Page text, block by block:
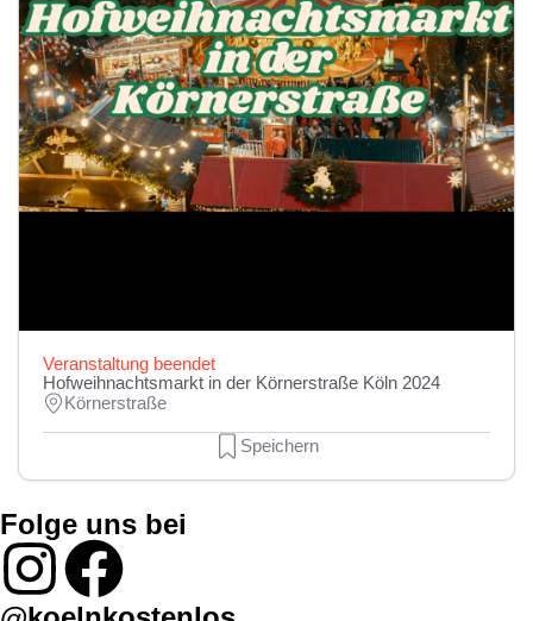
Veranstaltung beendet
Hofweihnachtsmarkt in der Körnerstraße Köln 2024
Körnerstraße
Speichern
Folge uns bei